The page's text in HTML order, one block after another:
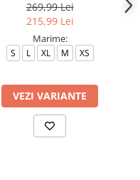
269,99 Lei
215,99 Lei
Marime:
S L XL M XS
VEZI VARIANTE